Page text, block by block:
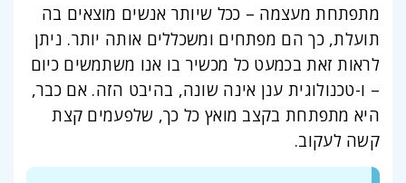
מתפתחת מעצמה – ככל שיותר אנשים מוצאים בה
תועלת, כך הם מפתחים ומשכללים אותה יותר. ניתן
לראות זאת בכמעט כל מכשיר בו אנו משתמשים כיום
– ו-טכנולוגית ענן אינה שונה, בהיבט הזה. אם כבר,
היא מתפתחת בקצב מואץ כל כך, שלפעמים קצת
קשה לעקוב.